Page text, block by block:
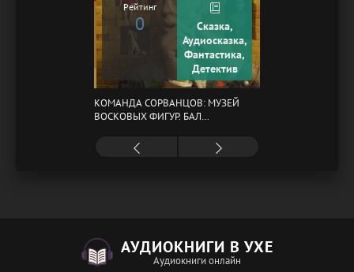
Рейтинг
0
Сказка,
Аудиосказка,
Фантастика,
Детектив
КОМАНДА СОРВАНЦОВ: МУЗЕЙ
ВОСКОВЫХ ФИГУР. БАЛ
АУДИОКНИГИ В УХЕ
Аудиокниги онлайн